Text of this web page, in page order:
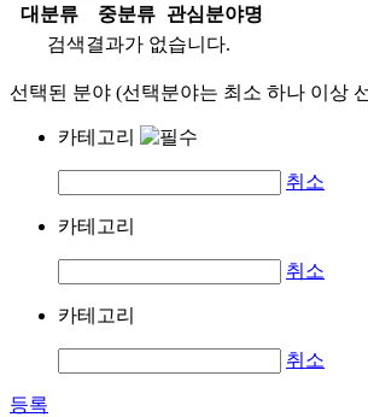
대분류
중분류
관심분야명
검색결과가 없습니다.
선택된 분야 (선택분야는 최소 하나 이상
카테고리
취소
카테고리
취소
카테고리
취소
등록